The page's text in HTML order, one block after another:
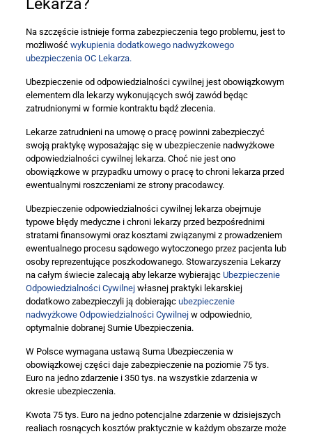
Na szczęście istnieje forma zabezpieczenia tego problemu, jest to
możliwość wykupienia dodatkowego nadwyżkowego
ubezpieczenia OC Lekarza.
Ubezpieczenie od odpowiedzialności cywilnej jest obowiązkowym
elementem dla lekarzy wykonujących swój zawód będąc
zatrudnionymi w formie kontraktu bądź zlecenia.
Lekarze zatrudnieni na umowę o pracę powinni zabezpieczyć
swoją praktykę wyposażając się w ubezpieczenie nadwyżkowe
odpowiedzialności cywilnej lekarza. Choć nie jest ono
obowiązkowe w przypadku umowy o pracę to chroni lekarza przed
ewentualnymi roszczeniami ze strony pracodawcy.
Ubezpieczenie odpowiedzialności cywilnej lekarza obejmuje
typowe błędy medyczne i chroni lekarzy przed bezpośrednimi
stratami finansowymi oraz kosztami związanymi z prowadzeniem
ewentualnego procesu sądowego wytoczonego przez pacjenta lub
osoby reprezentujące poszkodowanego. Stowarzyszenia Lekarzy
na całym świecie zalecają aby lekarze wybierając Ubezpieczenie
Odpowiedzialności Cywilnejwłasnej praktyki lekarskiej
dodatkowo zabezpieczyli ją dobierając ubezpieczenie
nadwyżkowe Odpowiedzialności Cywilnejw odpowiednio,
optymalnie dobranej Sumie Ubezpieczenia.
W Polsce wymagana ustawą Suma Ubezpieczenia w
obowiązkowej części daje zabezpieczenie na poziomie 75 tys.
Euro na jedno zdarzenie i 350 tys. na wszystkie zdarzenia w
okresie ubezpieczenia.
Kwota 75 tys. Euro na jedno potencjalne zdarzenie w dzisiejszych
realiach rosnących kosztów praktycznie w każdym obszarze może